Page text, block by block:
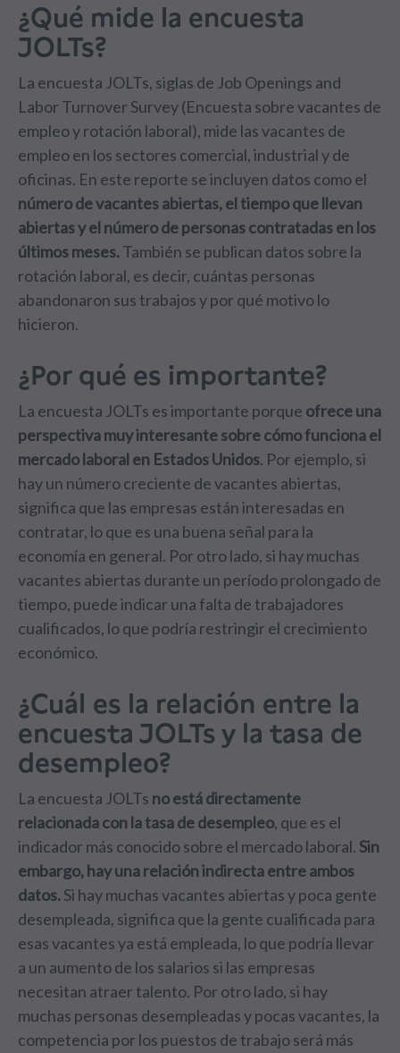
¿Qué mide la encuesta
JOLTs?
La encuesta JOLTs, siglas de Job Openings and
Labor Turnover Survey (Encuesta sobre vacantes de
empleo y rotación laboral), mide las vacantes de
empleo en los sectores comercial, industrial y de
oficinas. En este reporte se incluyen datos como el
número de vacantes abiertas, el tiempo que llevan
abiertas y el número de personas contratadas en los
últimos meses.También se publican datos sobre la
rotación laboral, es decir, cuántas personas
abandonaron sus trabajos y por qué motivo lo
hicieron.
¿Por qué es importante?
La encuesta JOLTs es importante porque ofrece una
perspectiva muy interesante sobre cómo funciona el
mercado laboral en Estados Unidos. Por ejemplo, si
hay un número creciente de vacantes abiertas,
significa que las empresas están interesadas en
contratar, lo que es una buena señal para la
economía en general. Por otro lado, si hay muchas
vacantes abiertas durante un período prolongado de
tiempo, puede indicar una falta de trabajadores
cualificados, lo que podría restringir el crecimiento
económico.
¿Cuál es la relación entre la
encuesta JOLTs y la tasa de
desempleo?
La encuesta JOLTs no está directamente
relacionada con la tasa de desempleo, que es el
indicador más conocido sobre el mercado laboral. Sin
embargo, hay una relación indirecta entre ambos
datos.Si hay muchas vacantes abiertas y poca gente
desempleada, significa que la gente cualificada para
esas vacantes ya está empleada, lo que podría llevar
a un aumento de los salarios si las empresas
necesitan atraer talento. Por otro lado, si hay
muchas personas desempleadas y pocas vacantes, la
competencia por los puestos de trabajo será más